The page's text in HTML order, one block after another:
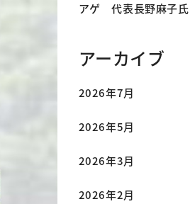
アゲ 代表長野麻子
アーカイブ
2026年7月
2026年5月
2026年3月
2026年2月